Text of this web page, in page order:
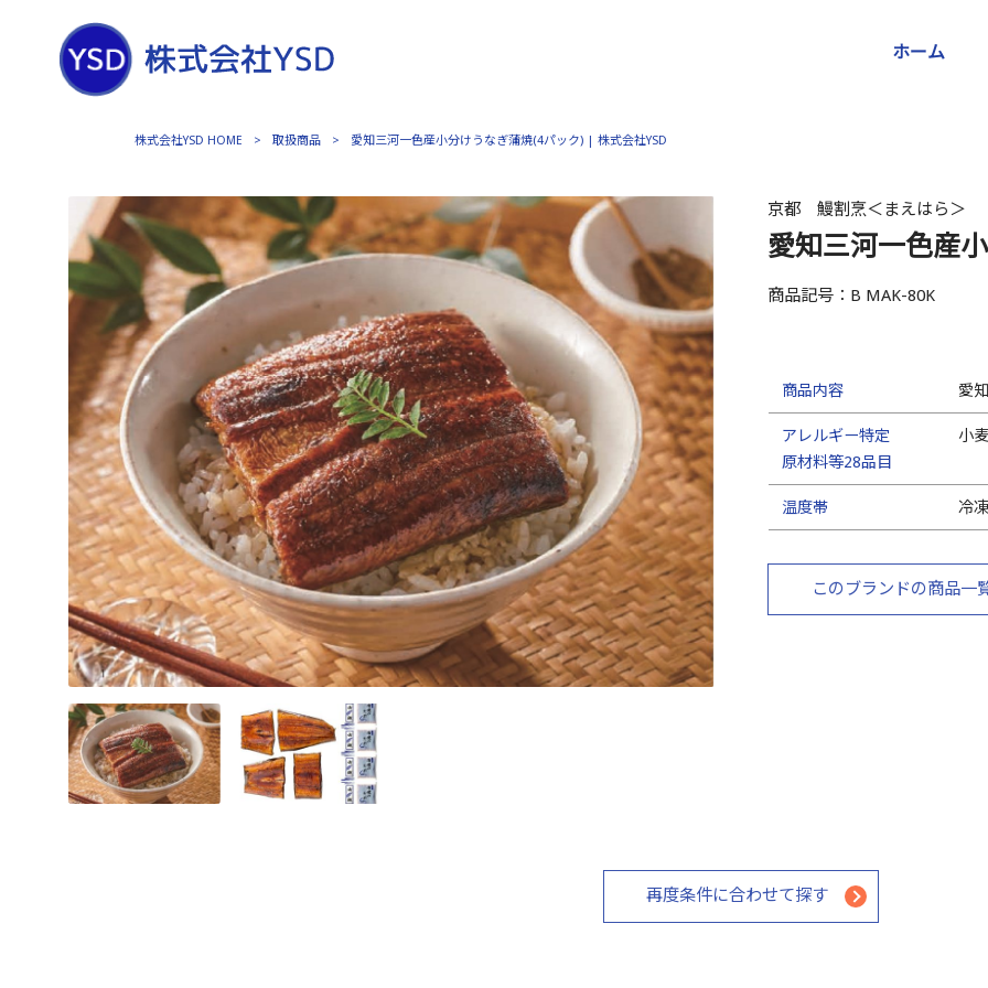
ホーム
株式会社YSD HOME > 取扱商品 > 愛知三河一色産小分けうなぎ蒲焼(4パック) | 株式会社YSD
京都 鰻割烹＜まえはら＞
愛知三河一色産
商品記号：B MAK-80K
商品内容 愛
アレルギー特定
原材料等28品目
小
温度帯 冷凍
このブランドの商品一
再度条件に合わせて探す